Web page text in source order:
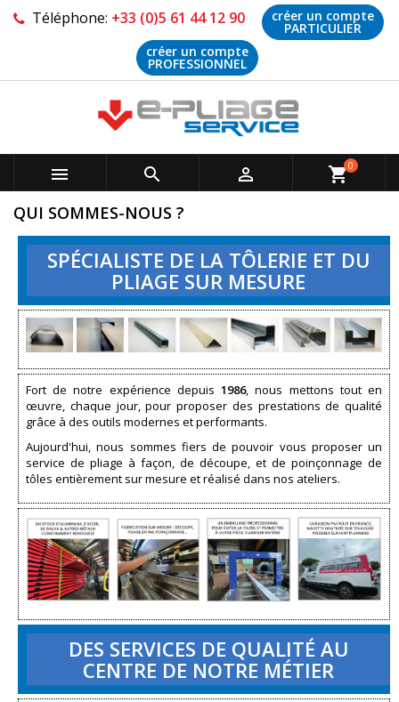
Téléphone: +33 (0)5 61 44 12 90 créer un compte
PARTICULIER
créer un compte
PROFESSIONNEL
   shopping_cart0
QUI SOMMES-NOUS ?
SPÉCIALISTE DE LA TÔLERIE ET DU
PLIAGE SUR MESURE
Fort de notre expérience depuis1986, nous mettons tout en
œuvre, chaque jour, pour proposer des prestations de qualité
grâce à des outils modernes et performants.
Aujourd'hui, nous sommes fiers de pouvoir vous proposer un
service de pliage à façon, de découpe, et de poinçonnage de
tôles entièrement sur mesure et réalisé dans nos ateliers.
DES SERVICES DE QUALITÉ AU
CENTRE DE NOTRE MÉTIER